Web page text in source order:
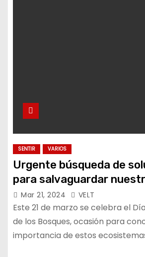
SENTIR VARIOS
Urgente búsqueda de
para salvaguardar
Mar 21, 2024 VELT
Este 21 de marzo se celebra el
de los Bosques, ocasión para
importancia de estos